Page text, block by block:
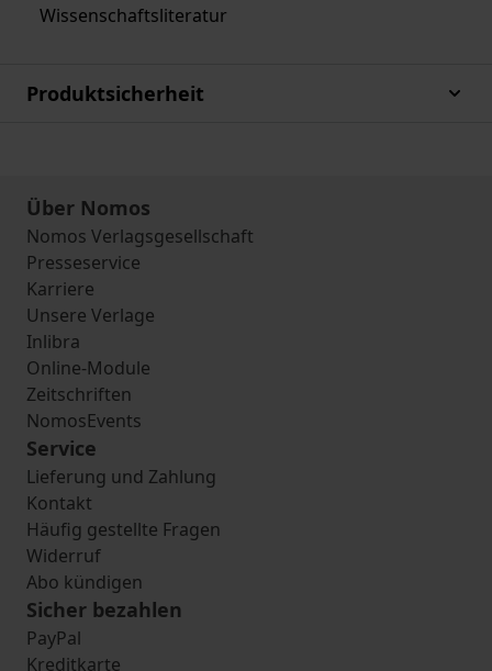
Wissenschaftsliteratur
Produktsicherheit
Über Nomos
Nomos Verlagsgesellschaft
Presseservice
Karriere
Unsere Verlage
Inlibra
Online-Module
Zeitschriften
NomosEvents
Service
Lieferung und Zahlung
Kontakt
Häufig gestellte Fragen
Widerruf
Abo kündigen
Sicher bezahlen
PayPal
Kreditkarte